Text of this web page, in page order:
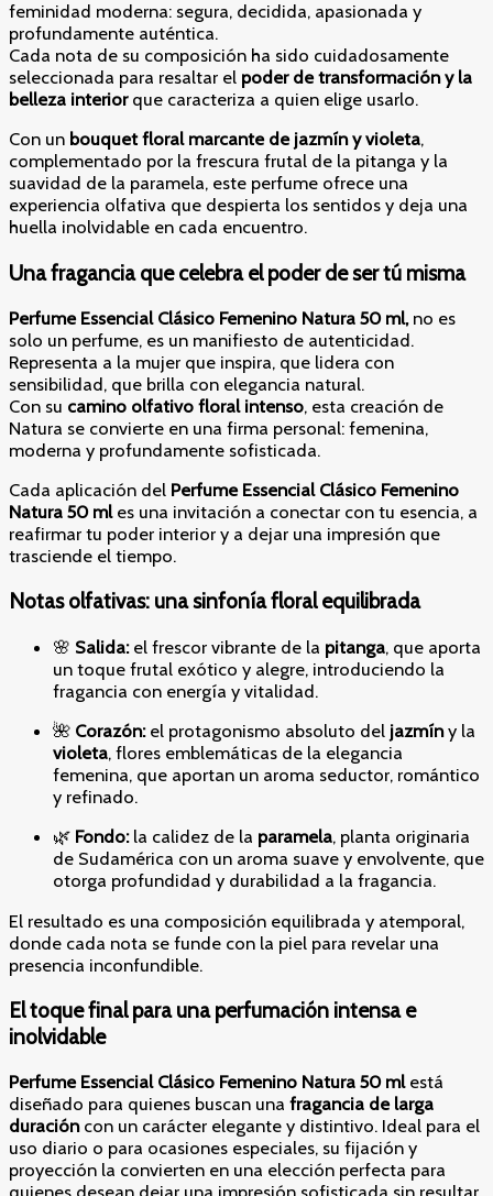
feminidad moderna: segura, decidida, apasionada y
profundamente auténtica.
Cada nota de su composición ha sido cuidadosamente
seleccionada para resaltar el poder de transformación y la
belleza interiorque caracteriza a quien elige usarlo.
Con un bouquet floral marcante de jazmín y violeta,
complementado por la frescura frutal de la pitanga y la
suavidad de la paramela, este perfume ofrece una
experiencia olfativa que despierta los sentidos y deja una
huella inolvidable en cada encuentro.
Una fragancia que celebra el poder de ser tú misma
Perfume Essencial Clásico Femenino Natura 50 ml, no es
solo un perfume, es un manifiesto de autenticidad.
Representa a la mujer que inspira, que lidera con
sensibilidad, que brilla con elegancia natural.
Con su camino olfativo floral intenso, esta creación de
Natura se convierte en una firma personal: femenina,
moderna y profundamente sofisticada.
Cada aplicación del Perfume Essencial Clásico Femenino
Natura 50 mles una invitación a conectar con tu esencia, a
reafirmar tu poder interior y a dejar una impresión que
trasciende el tiempo.
Notas olfativas: una sinfonía floral equilibrada
🌸 Salida:el frescor vibrante de la pitanga, que aporta
un toque frutal exótico y alegre, introduciendo la
fragancia con energía y vitalidad.
🌺 Corazón:el protagonismo absoluto del jazmíny la
violeta, flores emblemáticas de la elegancia
femenina, que aportan un aroma seductor, romántico
y refinado.
🌿 Fondo:la calidez de la paramela, planta originaria
de Sudamérica con un aroma suave y envolvente, que
otorga profundidad y durabilidad a la fragancia.
El resultado es una composición equilibrada y atemporal,
donde cada nota se funde con la piel para revelar una
presencia inconfundible.
El toque final para una perfumación intensa e
inolvidable
Perfume Essencial Clásico Femenino Natura 50 mlestá
diseñado para quienes buscan una fragancia de larga
duracióncon un carácter elegante y distintivo. Ideal para el
uso diario o para ocasiones especiales, su fijación y
proyección la convierten en una elección perfecta para